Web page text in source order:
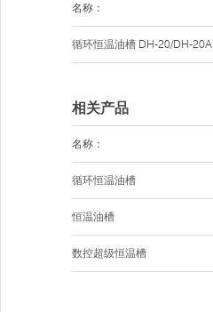
名称：
循环恒温油槽 DH-20/DH-20A
相关产品
名称：
循环恒温油槽
恒温油槽
数控超级恒温槽